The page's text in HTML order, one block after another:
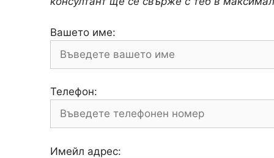
Вашето име:
Телефон:
Имейл адрес: